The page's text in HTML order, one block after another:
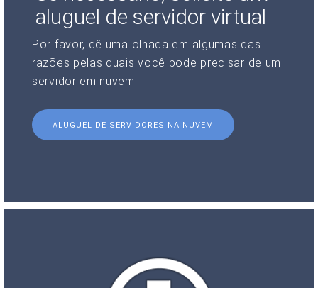
aluguel de servidor virtual
Por favor, dê uma olhada em algumas das
razões pelas quais você pode precisar de um
servidor em nuvem.
ALUGUEL DE SERVIDORES NA NUVEM